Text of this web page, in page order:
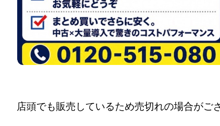
店頭でも販売しているため売切れの場合がご